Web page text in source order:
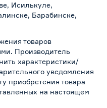
Исилькуле,
Барабинске,
товаров
Производитель
характеристики/
уведомления
приобретения товара
на настоящем